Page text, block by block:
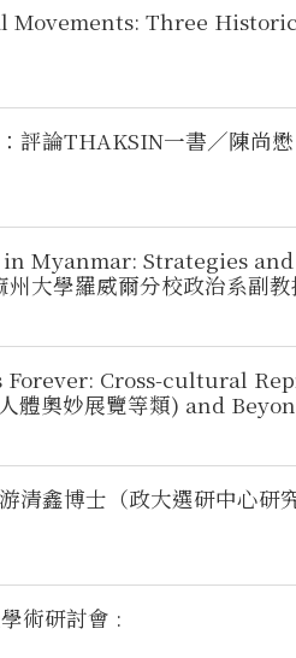
Movements: Three
評論THAKSIN一書／陳尚
Myanmar: Strategies
大學羅威爾分校政治系副教
Forever: Cross-cultural
體奧妙展覽等類) and
清鑫博士（政大選研中心研究
術研討會 :